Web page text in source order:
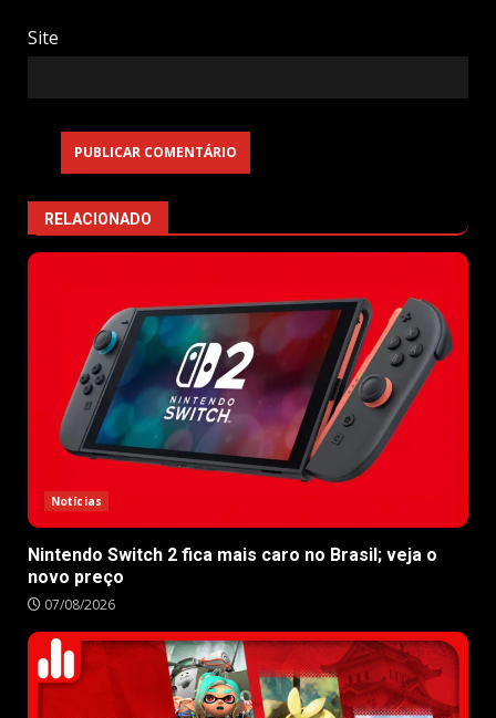
Site
RELACIONADO
Notícias
Nintendo Switch 2 fica mais caro no Brasil; veja o
novo preço
07/08/2026